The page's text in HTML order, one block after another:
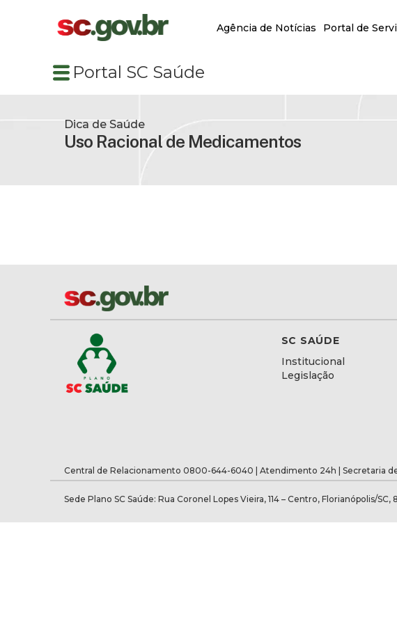
Agência de Notícias Portal de
Portal SC Saúde
Uso Racional de Medicamentos
Dica de Saúde
SC SAÚDE
Institucional
Legislação
Central de Relacionamento 0800-644-6040 | Atendimento 24h | Secretaria
Sede Plano SC Saúde: Rua Coronel Lopes Vieira, 114 – Centro, Florianópolis/SC,